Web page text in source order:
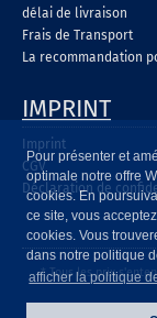
Pour présenter et
optimale notre offre
cookies. En
ce site, vous
cookies. Vous
dans notre politique
afficher la politique
délai de livraison
Frais de Transport
La recommandation
IMPRINT
Imprint
CGV
Déclaration de
* Tous les prix